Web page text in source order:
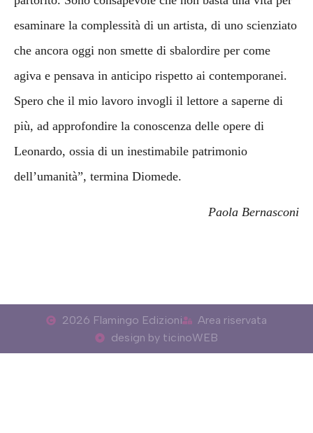
esaminare la complessità di un artista, di uno scienziato
che ancora oggi non smette di sbalordire per come
agiva e pensava in anticipo rispetto ai contemporanei.
Spero che il mio lavoro invogli il lettore a saperne di
più, ad approfondire la conoscenza delle opere di
Leonardo, ossia di un inestimabile patrimonio
dell’umanità”, termina Diomede.
Paola Bernasconi
2026 Flamingo Edizioni
Area riservata
design by ticinoWEB